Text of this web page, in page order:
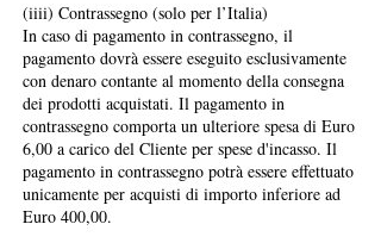
(iiii) Contrassegno (solo per l’Italia)
In caso di pagamento in contrassegno, il
pagamento dovrà essere eseguito esclusivamente
con denaro contante al momento della consegna
dei prodotti acquistati. Il pagamento in
contrassegno comporta un ulteriore spesa di Euro
6,00 a carico del Cliente per spese d'incasso. Il
pagamento in contrassegno potrà essere effettuato
unicamente per acquisti di importo inferiore ad
Euro 400,00.